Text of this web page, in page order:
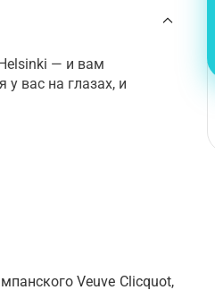
— и вам
вас на глазах, и
Veuve Clicquot,